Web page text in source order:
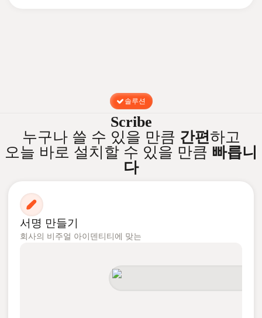
솔루션
Scribe
누구나 쓸 수 있을 만큼 간편하고
오늘 바로 설치할 수 있을 만큼 빠릅니
다
서명 만들기
회사의 비주얼 아이덴티티에 맞는